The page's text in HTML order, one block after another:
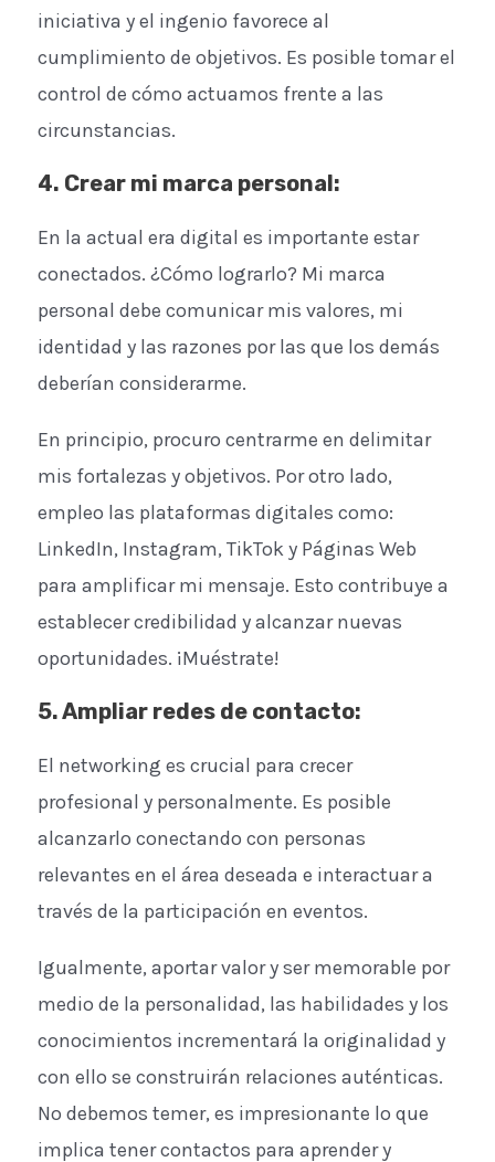
iniciativa y el ingenio favorece al
cumplimiento de objetivos. Es posible tomar el
control de cómo actuamos frente a las
circunstancias.
4. Crear mi marca personal:
En la actual era digital es importante estar
conectados. ¿Cómo lograrlo? Mi marca
personal debe comunicar mis valores, mi
identidad y las razones por las que los demás
deberían considerarme.
En principio, procuro centrarme en delimitar
mis fortalezas y objetivos. Por otro lado,
empleo las plataformas digitales como:
LinkedIn, Instagram, TikTok y Páginas Web
para amplificar mi mensaje. Esto contribuye a
establecer credibilidad y alcanzar nuevas
oportunidades. ¡Muéstrate!
5. Ampliar redes de contacto:
El networking es crucial para crecer
profesional y personalmente. Es posible
alcanzarlo conectando con personas
relevantes en el área deseada e interactuar a
través de la participación en eventos.
Igualmente, aportar valor y ser memorable por
medio de la personalidad, las habilidades y los
conocimientos incrementará la originalidad y
con ello se construirán relaciones auténticas.
No debemos temer, es impresionante lo que
implica tener contactos para aprender y